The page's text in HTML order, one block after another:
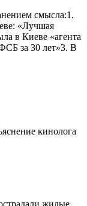
смысла:1.
«Лучшая
в Киеве «агента
за 30 лет»3. В
кинолога
жилые